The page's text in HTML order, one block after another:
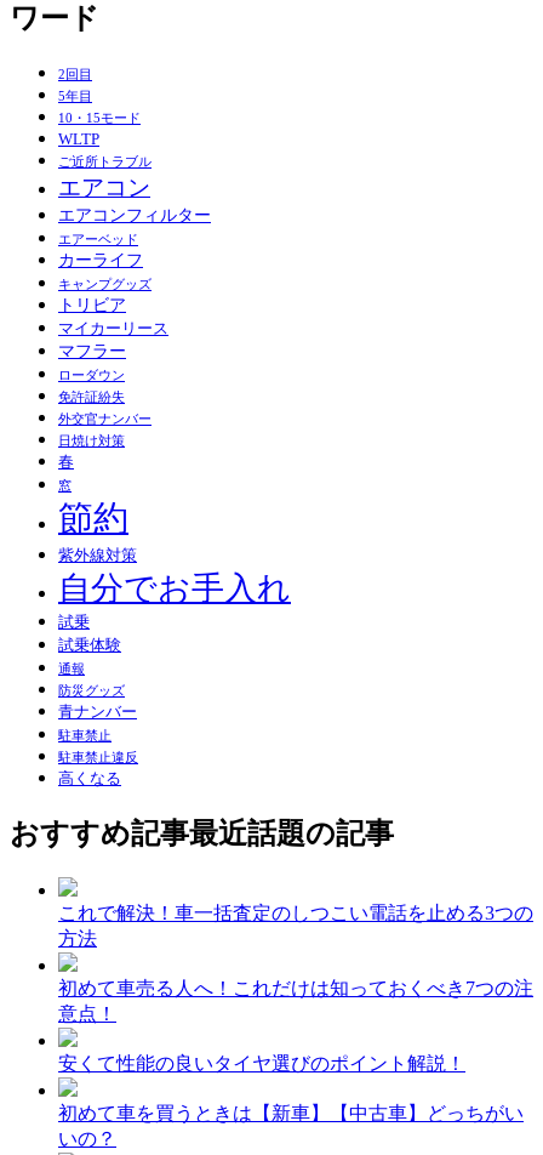
ワード
2回目
5年目
10・15モード
WLTP
ご近所トラブル
エアコン
エアコンフィルター
エアーベッド
カーライフ
キャンプグッズ
トリビア
マイカーリース
マフラー
ローダウン
免許証紛失
外交官ナンバー
日焼け対策
春
窓
節約
紫外線対策
自分でお手入れ
試乗
試乗体験
通報
防災グッズ
青ナンバー
駐車禁止
駐車禁止違反
高くなる
おすすめ記事最近話題の記事
これで解決！車一括査定のしつこい電話を止める3つの
方法
初めて車売る人へ！これだけは知っておくべき7つの注
意点！
安くて性能の良いタイヤ選びのポイント解説！
初めて車を買うときは【新車】【中古車】どっちがい
いの？